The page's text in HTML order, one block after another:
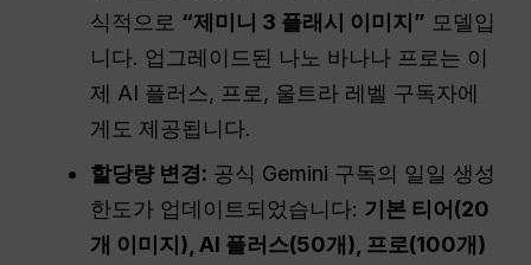
식적으로 “제미니 3 플래시 이미지” 모델입
니다. 업그레이드된 나노 바나나 프로는 이
제 AI 플러스, 프로, 울트라 레벨 구독자에
게도 제공됩니다.
할당량 변경: 공식 Gemini 구독의 일일 생성
한도가 업데이트되었습니다: 기본 티어(20
개 이미지), AI 플러스(50개), 프로(100개)